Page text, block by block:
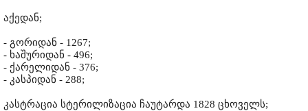
აქედან;
- გორიდან - 1267;
- ხაშურიდან - 496;
- ქარელიდან - 376;
- კასპიდან - 288;
კასტრაცია სტერილიზაცია ჩაუტარდა 1828 ცხოველს;